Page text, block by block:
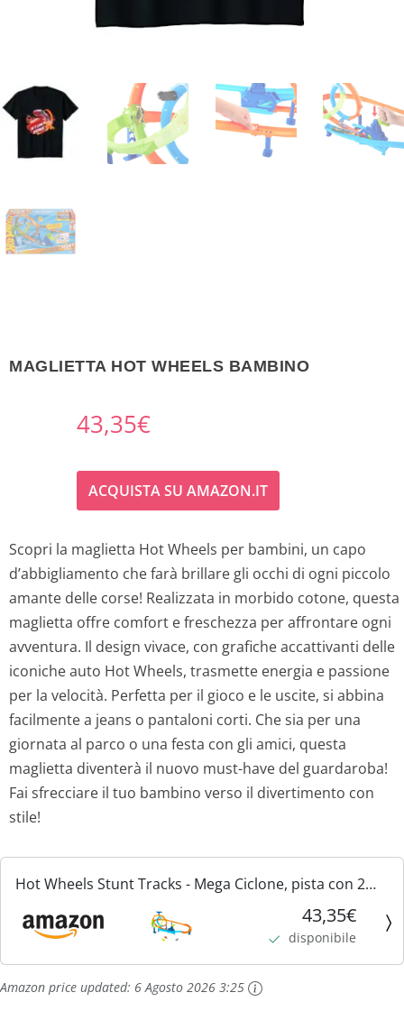
MAGLIETTA HOT WHEELS BAMBINO
43,35€
ACQUISTA SU AMAZON.IT
Scopri la maglietta Hot Wheels per bambini, un capo
d’abbigliamento che farà brillare gli occhi di ogni piccolo
amante delle corse! Realizzata in morbido cotone, questa
maglietta offre comfort e freschezza per affrontare ogni
avventura. Il design vivace, con grafiche accattivanti delle
iconiche auto Hot Wheels, trasmette energia e passione
per la velocità. Perfetta per il gioco e le uscite, si abbina
facilmente a jeans o pantaloni corti. Che sia per una
giornata al parco o una festa con gli amici, questa
maglietta diventerà il nuovo must-have del guardaroba!
Fai sfrecciare il tuo bambino verso il divertimento con
stile!
Hot Wheels Stunt Tracks - Mega Ciclone, pista con 2
giri della morte e 2 zone di scontro, con veicolo incluso
e collegabile con sistema Speed Snap, 4+ anni,...
43,35€
disponibile
Amazon price updated: 6 Agosto 2026 3:25